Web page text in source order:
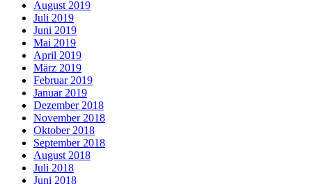
August 2019
Juli 2019
Juni 2019
Mai 2019
April 2019
März 2019
Februar 2019
Januar 2019
Dezember 2018
November 2018
Oktober 2018
September 2018
August 2018
Juli 2018
Juni 2018